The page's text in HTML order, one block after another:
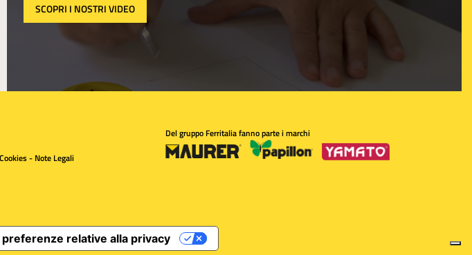
SCOPRI I NOSTRI VIDEO
Cookies- Note Legali
Del gruppo Ferritalia fanno parte i marchi
preferenze relative alla privacy